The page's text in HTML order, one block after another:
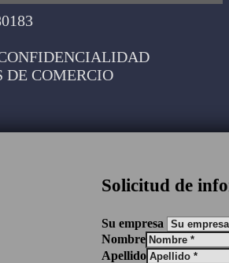
DE COMERCIO
Solicitud de
Su empresa
Nombre
Apellido